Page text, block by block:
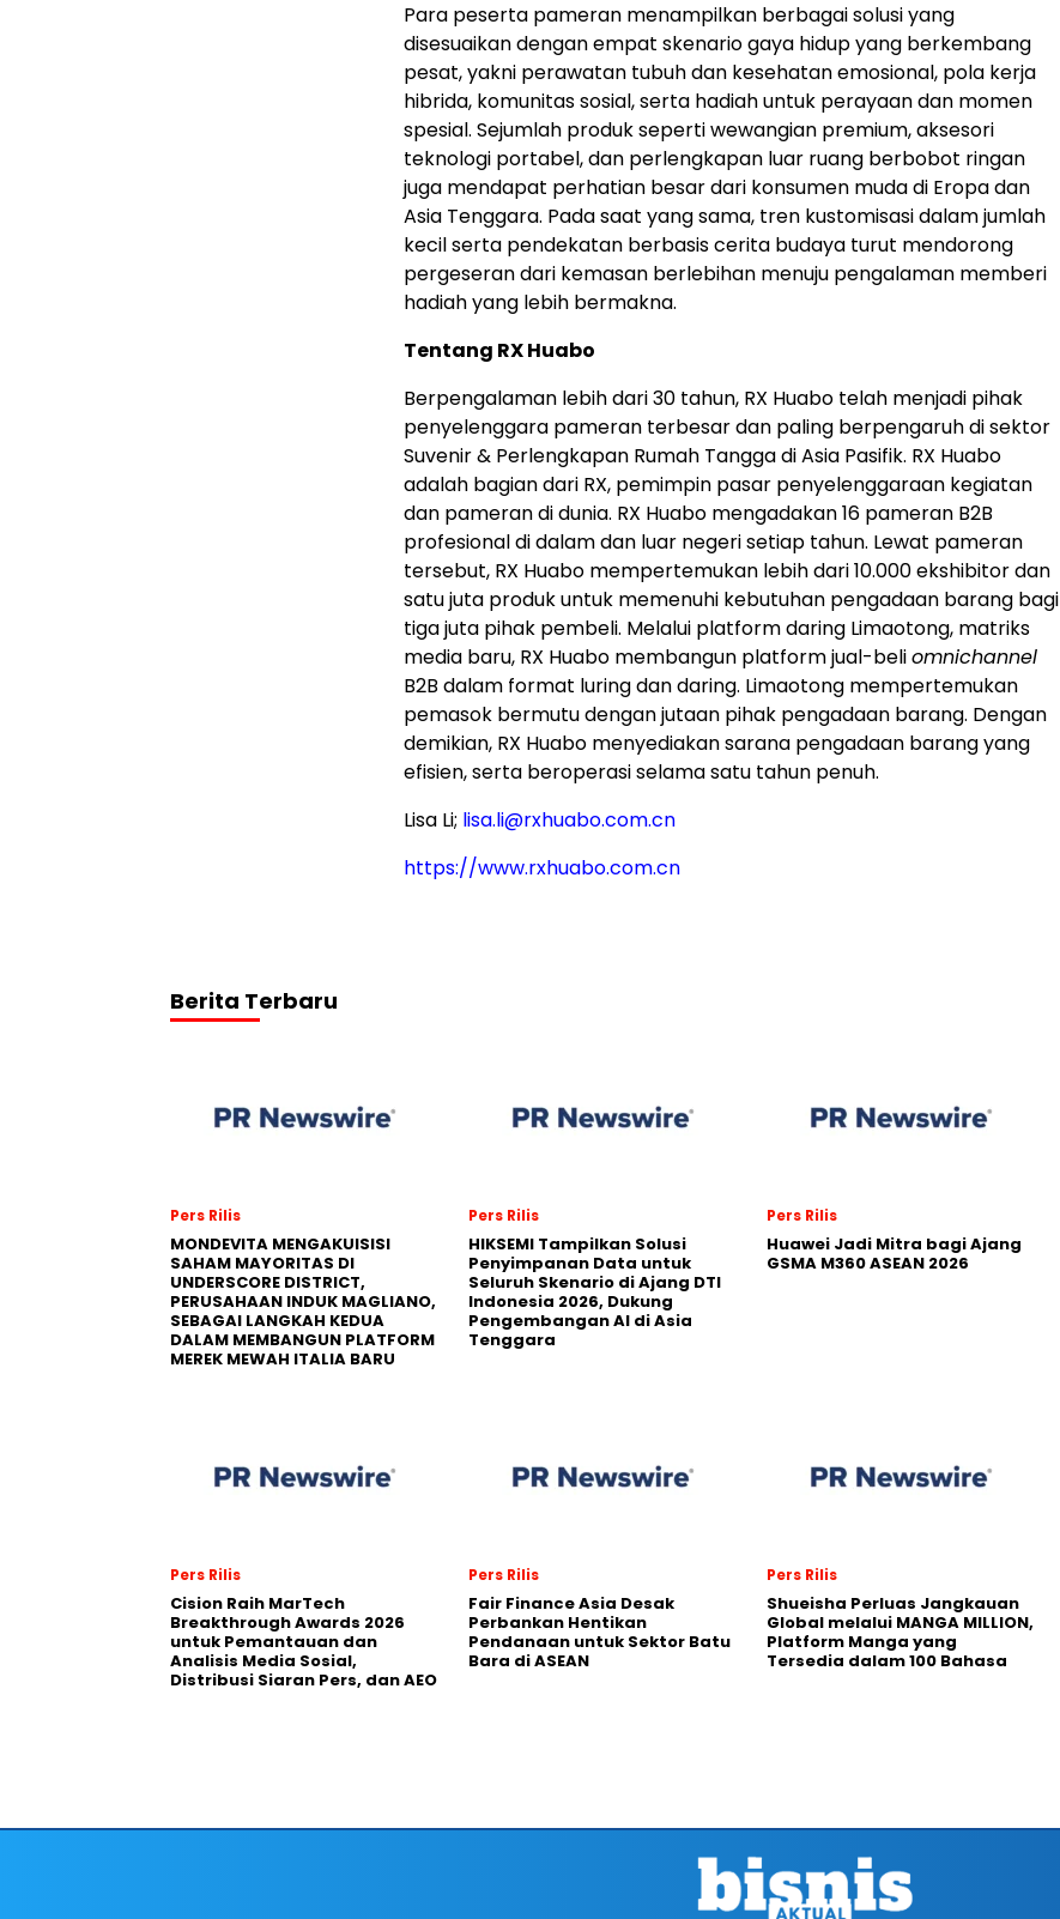
Para peserta pameran menampilkan berbagai solusi yang
disesuaikan dengan empat skenario gaya hidup yang berkembang
pesat, yakni perawatan tubuh dan kesehatan emosional, pola kerja
hibrida, komunitas sosial, serta hadiah untuk perayaan dan momen
spesial. Sejumlah produk seperti wewangian premium, aksesori
teknologi portabel, dan perlengkapan luar ruang berbobot ringan
juga mendapat perhatian besar dari konsumen muda di Eropa dan
Asia Tenggara. Pada saat yang sama, tren kustomisasi dalam jumlah
kecil serta pendekatan berbasis cerita budaya turut mendorong
pergeseran dari kemasan berlebihan menuju pengalaman memberi
hadiah yang lebih bermakna.
Tentang RX Huabo
Berpengalaman lebih dari 30 tahun, RX Huabo telah menjadi pihak
penyelenggara pameran terbesar dan paling berpengaruh di sektor
Suvenir & Perlengkapan Rumah Tangga di Asia Pasifik. RX Huabo
adalah bagian dari RX, pemimpin pasar penyelenggaraan kegiatan
dan pameran di dunia. RX Huabo mengadakan 16 pameran B2B
profesional di dalam dan luar negeri setiap tahun. Lewat pameran
tersebut, RX Huabo mempertemukan lebih dari 10.000 ekshibitor dan
satu juta produk untuk memenuhi kebutuhan pengadaan barang bagi
tiga juta pihak pembeli. Melalui platform daring Limaotong, matriks
media baru, RX Huabo membangun platform jual-beliomnichannel
B2B dalam format luring dan daring. Limaotong mempertemukan
pemasok bermutu dengan jutaan pihak pengadaan barang. Dengan
demikian, RX Huabo menyediakan sarana pengadaan barang yang
efisien, serta beroperasi selama satu tahun penuh.
Lisa Li; lisa.li@rxhuabo.com.cn
https://www.rxhuabo.com.cn
Berita Terbaru
Pers Rilis
MONDEVITA MENGAKUISISI
SAHAM MAYORITAS DI
UNDERSCORE DISTRICT,
PERUSAHAAN INDUK MAGLIANO,
SEBAGAI LANGKAH KEDUA
DALAM MEMBANGUN PLATFORM
MEREK MEWAH ITALIA BARU
Pers Rilis
HIKSEMI Tampilkan Solusi
Penyimpanan Data untuk
Seluruh Skenario di Ajang DTI
Indonesia 2026, Dukung
Pengembangan AI di Asia
Tenggara
Pers Rilis
Huawei Jadi Mitra bagi Ajang
GSMA M360 ASEAN 2026
Pers Rilis
Cision Raih MarTech
Breakthrough Awards 2026
untuk Pemantauan dan
Analisis Media Sosial,
Distribusi Siaran Pers, dan AEO
Pers Rilis
Fair Finance Asia Desak
Perbankan Hentikan
Pendanaan untuk Sektor Batu
Bara di ASEAN
Pers Rilis
Shueisha Perluas Jangkauan
Global melalui MANGA MILLION,
Platform Manga yang
Tersedia dalam 100 Bahasa